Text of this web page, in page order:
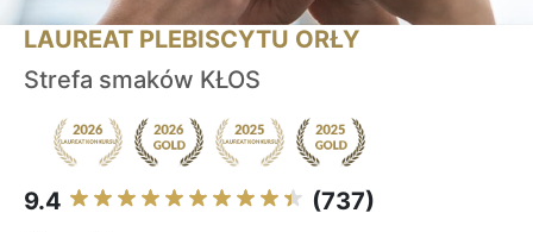
LAUREAT PLEBISCYTU ORŁY
Strefa smaków KŁOS
9.4 (737)